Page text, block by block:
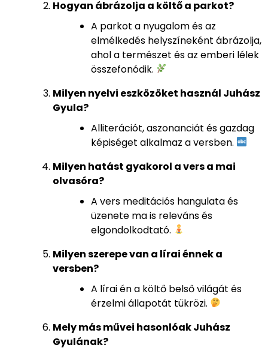
Hogyan ábrázolja a költő a parkot?
A parkot a nyugalom és az
elmélkedés helyszíneként ábrázolja,
ahol a természet és az emberi lélek
összefonódik.
Milyen nyelvi eszközöket használ Juhász
Gyula?
Alliterációt, aszonanciát és gazdag
képiséget alkalmaz a versben.
Milyen hatást gyakorol a vers a mai
olvasóra?
A vers meditációs hangulata és
üzenete ma is releváns és
elgondolkodtató.
Milyen szerepe van a lírai énnek a
versben?
A lírai én a költő belső világát és
érzelmi állapotát tükrözi.
Mely más művei hasonlóak Juhász
Gyulának?